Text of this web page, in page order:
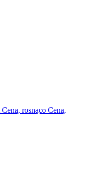
Cena, rosnąco Cena,